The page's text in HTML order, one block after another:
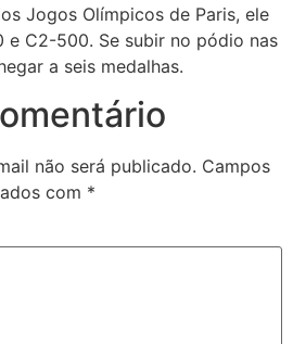
Jogos Olímpicos de Paris, ele
e C2-500. Se subir no pódio nas
a seis medalhas.
não será publicado. Campos
com *